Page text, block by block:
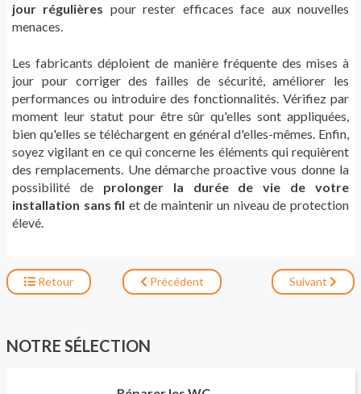
jour régulières pour rester efficaces face aux nouvelles
menaces.
Les fabricants déploient de manière fréquente des mises à
jour pour corriger des failles de sécurité, améliorer les
performances ou introduire des fonctionnalités. Vérifiez par
moment leur statut pour être sûr qu'elles sont appliquées,
bien qu'elles se téléchargent en général d'elles-mêmes. Enfin,
soyez vigilant en ce qui concerne les éléments qui requièrent
des remplacements. Une démarche proactive vous donne la
possibilité de
prolonger la durée de vie de votre
installation sans fil et de maintenir un niveau de protection
élevé.
Retour Précédent Suivant
NOTRE SÉLECTION